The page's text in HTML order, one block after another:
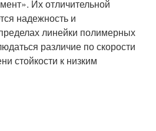
Их отличительной
надежность и
линейки полимерных
различие по скорости
стойкости к низким